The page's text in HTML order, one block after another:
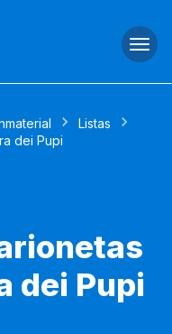
Listas
dei Pupi
dei Pupi